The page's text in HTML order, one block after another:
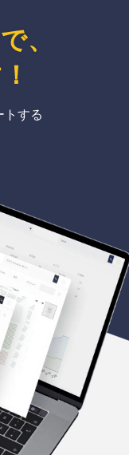
、
！
トする